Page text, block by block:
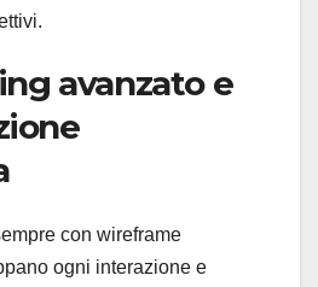
avanzato e
con wireframe
ogni interazione e